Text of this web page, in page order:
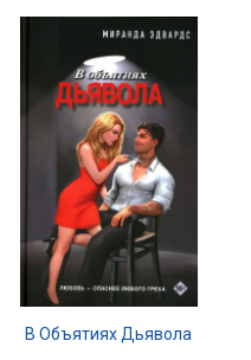
В Объятиях Дьявола